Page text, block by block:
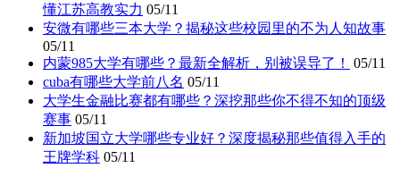
懂江苏高教实力 05/11
安微有哪些三本大学？揭秘这些校园里的不为人知故事
05/11
内蒙985大学有哪些？最新全解析，别被误导了！
05/11
cuba有哪些大学前八名 05/11
大学生金融比赛都有哪些？深挖那些你不得不知的顶级
赛事 05/11
新加坡国立大学哪些专业好？深度揭秘那些值得入手的
王牌学科 05/11